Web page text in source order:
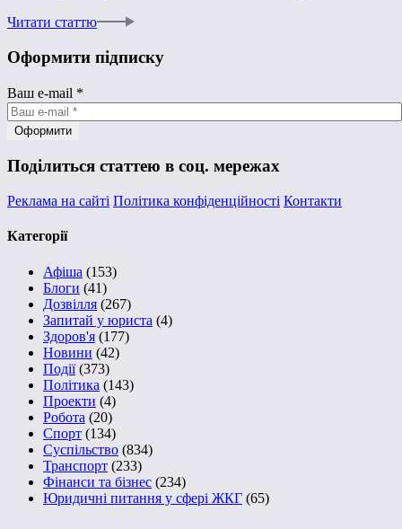
Читати статтю
Оформити підписку
Ваш e-mail *
Поділиться статтею в соц. мережах
Реклама на сайті Політика конфіденційності Контакти
Категорії
Афіша (153)
Блоги (41)
Дозвілля (267)
Запитай у юриста (4)
Здоров'я (177)
Новини (42)
Події(373)
Політика (143)
Проекти (4)
Робота (20)
Спорт (134)
Суспільство (834)
Транспорт (233)
Фінанси та бізнес (234)
Юридичні питання у сфері ЖКГ (65)